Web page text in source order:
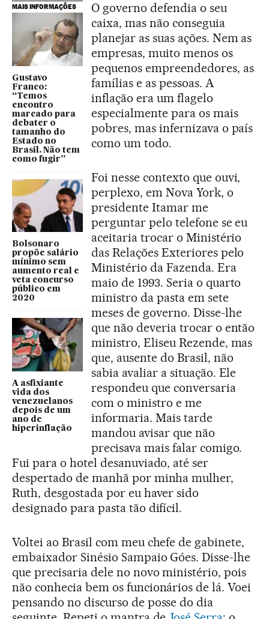
MAIS INFORMAÇÕES
Gustavo
Franco:
“Temos
encontro
marcado para
debater o
tamanho do
Estado no
Brasil. Não tem
como fugir”
Bolsonaro
propõe salário
mínimo sem
aumento real e
veta concurso
público em
2020
A asfixiante
vida dos
venezuelanos
depois de um
ano de
hiperinflação
O governo defendia o seu
caixa, mas não conseguia
planejar as suas ações. Nem as
empresas, muito menos os
pequenos empreendedores, as
famílias e as pessoas. A
inflação era um flagelo
especialmente para os mais
pobres, mas infernizava o país
como um todo.
Foi nesse contexto que ouvi,
perplexo, em Nova York, o
presidente Itamar me
perguntar pelo telefone se eu
aceitaria trocar o Ministério
das Relações Exteriores pelo
Ministério da Fazenda. Era
maio de 1993. Seria o quarto
ministro da pasta em sete
meses de governo. Disse-lhe
que não deveria trocar o então
ministro, Eliseu Rezende, mas
que, ausente do Brasil, não
sabia avaliar a situação. Ele
respondeu que conversaria
com o ministro e me
informaria. Mais tarde
mandou avisar que não
precisava mais falar comigo.
Fui para o hotel desanuviado, até ser
despertado de manhã por minha mulher,
Ruth, desgostada por eu haver sido
designado para pasta tão difícil.
Voltei ao Brasil com meu chefe de gabinete,
embaixador Sinésio Sampaio Góes. Disse-lhe
que precisaria dele no novo ministério, pois
não conhecia bem os funcionários de lá. Voei
pensando no discurso de posse do dia